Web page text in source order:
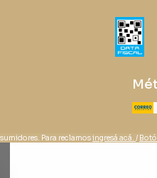
Para reclamosingresá acá. /